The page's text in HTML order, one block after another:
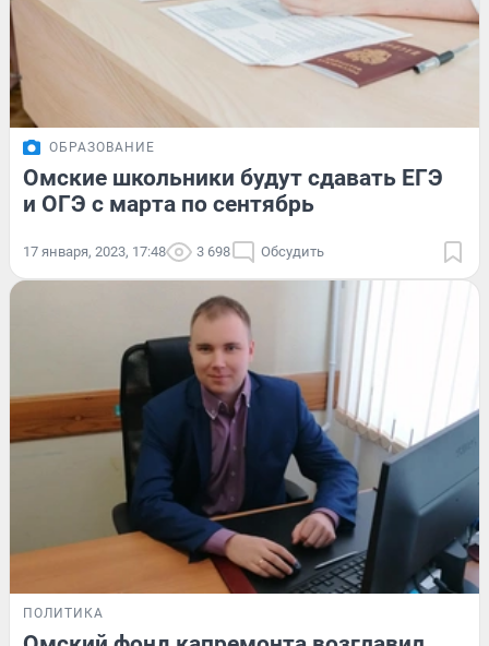
ОБРАЗОВАНИЕ
Омские школьники будут сдавать ЕГЭ
и ОГЭ с марта по сентябрь
17 января, 2023, 17:48 3 698 Обсудить
ПОЛИТИКА